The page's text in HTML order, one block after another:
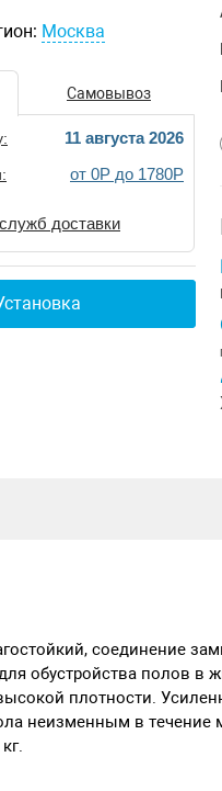
Москва
Самовывоз
11 августа 2026
от 0Р до 1780Р
служб доставки
соединение
обустройства полов
плотности.
неизменным в течение